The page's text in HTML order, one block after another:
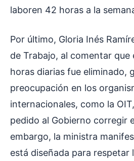
laboren 42 horas a la
Por último, Gloria Inés
de Trabajo, al comentar que
horas diarias fue eliminado,
preocupación en los
internacionales, como la
pedido al Gobierno corregir
embargo, la ministra
está diseñada para respetar